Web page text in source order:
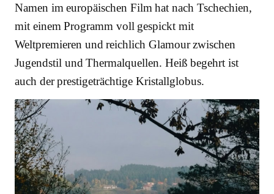
Namen im europäischen Film hat nach Tschechien,
mit einem Programm voll gespickt mit
Weltpremieren und reichlich Glamour zwischen
Jugendstil und Thermalquellen. Heiß begehrt ist
auch der prestigeträchtige Kristallglobus.